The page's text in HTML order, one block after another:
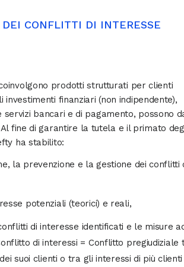
CONFLITTI DI INTERESSE
prodotti strutturati per clienti
investimenti finanziari (non indipendente),
servizi bancari e di pagamento, possono
fine di garantire la tutela e il primato
ha stabilito:
la prevenzione e la gestione dei conflitti
potenziali (teorici) e reali,
di interesse identificati e le misure
di interessi = Conflitto pregiudiziale
suoi clienti o tra gli interessi di più clienti